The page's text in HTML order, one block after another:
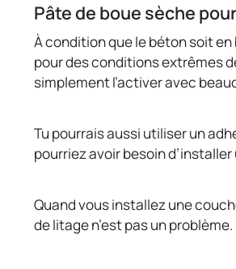
Pâte de boue sèche
À condition que le béton soit
pour des conditions extrêmes
simplement l’activer avec
Tu pourrais aussi utiliser un
pourriez avoir besoin
Quand vous installez une
de litage n’est pas un problème.